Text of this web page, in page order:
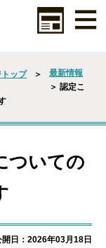
トップ ＞
最新情報
＞ 認定こ
ついての
開日：2026年03月18日